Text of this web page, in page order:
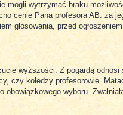
mogli wytrzymać braku
cenie Pana profesora AB. za
głosowania, przed
wyższości. Z pogardą odnosi
czy koledzy profesorowie.
obowiązkowego wyboru.